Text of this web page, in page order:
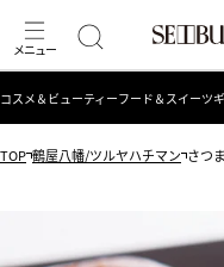
コスメ＆ビューティーフード＆スイーツ
TOP 鶴屋八幡/ツルヤハチマン さつ